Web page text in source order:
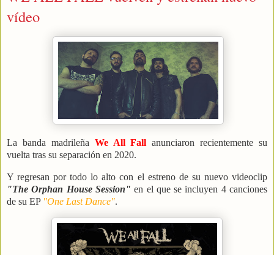
vídeo
La banda madrileña We All Fall anunciaron recientemente su
vuelta tras su separación en 2020.
Y regresan por todo lo alto con el estreno de su nuevo videoclip
"The Orphan House Session" en el que se incluyen 4 canciones
de su EP "One Last Dance".